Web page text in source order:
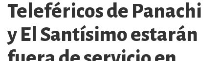
Teleféricos de Panachi
y El Santísimo estarán